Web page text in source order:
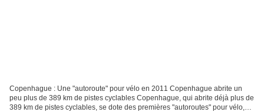
Copenhague : Une "autoroute" pour vélo en 2011 Copenhague abrite un
peu plus de 389 km de pistes cyclables Copenhague, qui abrite déjà plus de
389 km de pistes cyclables, se dote des premières "autoroutes" pour vélo,